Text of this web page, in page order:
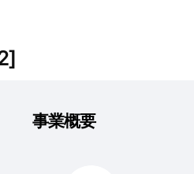
事業概要